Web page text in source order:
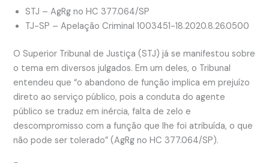
STJ – AgRg no HC 377.064/SP
TJ-SP – Apelação Criminal 1003451-18.2020.8.26.0500
O Superior Tribunal de Justiça (STJ) já se manifestou sobre
o tema em diversos julgados. Em um deles, o Tribunal
entendeu que “o abandono de função implica em prejuízo
direto ao serviço público, pois a conduta do agente
público se traduz em inércia, falta de zelo e
descompromisso com a função que lhe foi atribuída, o que
não pode ser tolerado” (AgRg no HC 377.064/SP).